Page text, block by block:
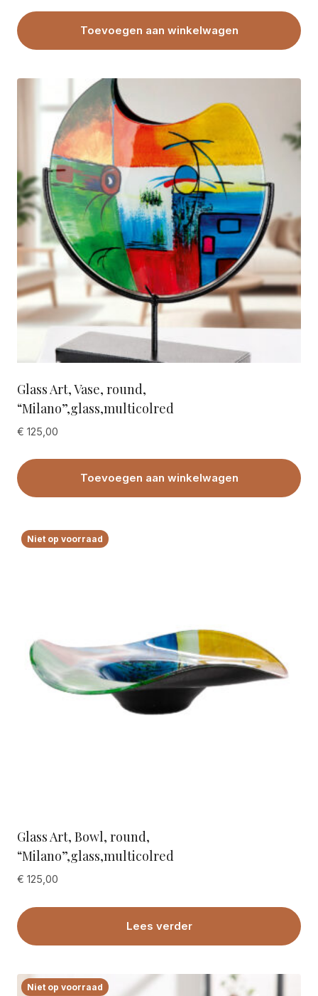
Toevoegen aan winkelwagen
Glass Art, Vase, round,
“Milano”,glass,multicolred
€ 125,00
Toevoegen aan winkelwagen
Niet op voorraad
Glass Art, Bowl, round,
“Milano”,glass,multicolred
€ 125,00
Lees verder
Niet op voorraad